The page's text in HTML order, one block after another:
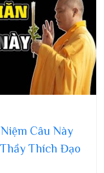
Câu Này
Thích Đạo